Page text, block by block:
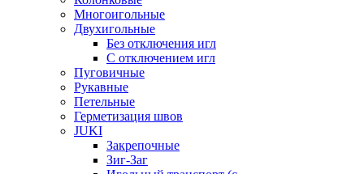
Многоигольные
Двухигольные
Без отключения игл
С отключением игл
Пуговичные
Рукавные
Петельные
Герметизация швов
JUKI
Закрепочные
Зиг-Заг